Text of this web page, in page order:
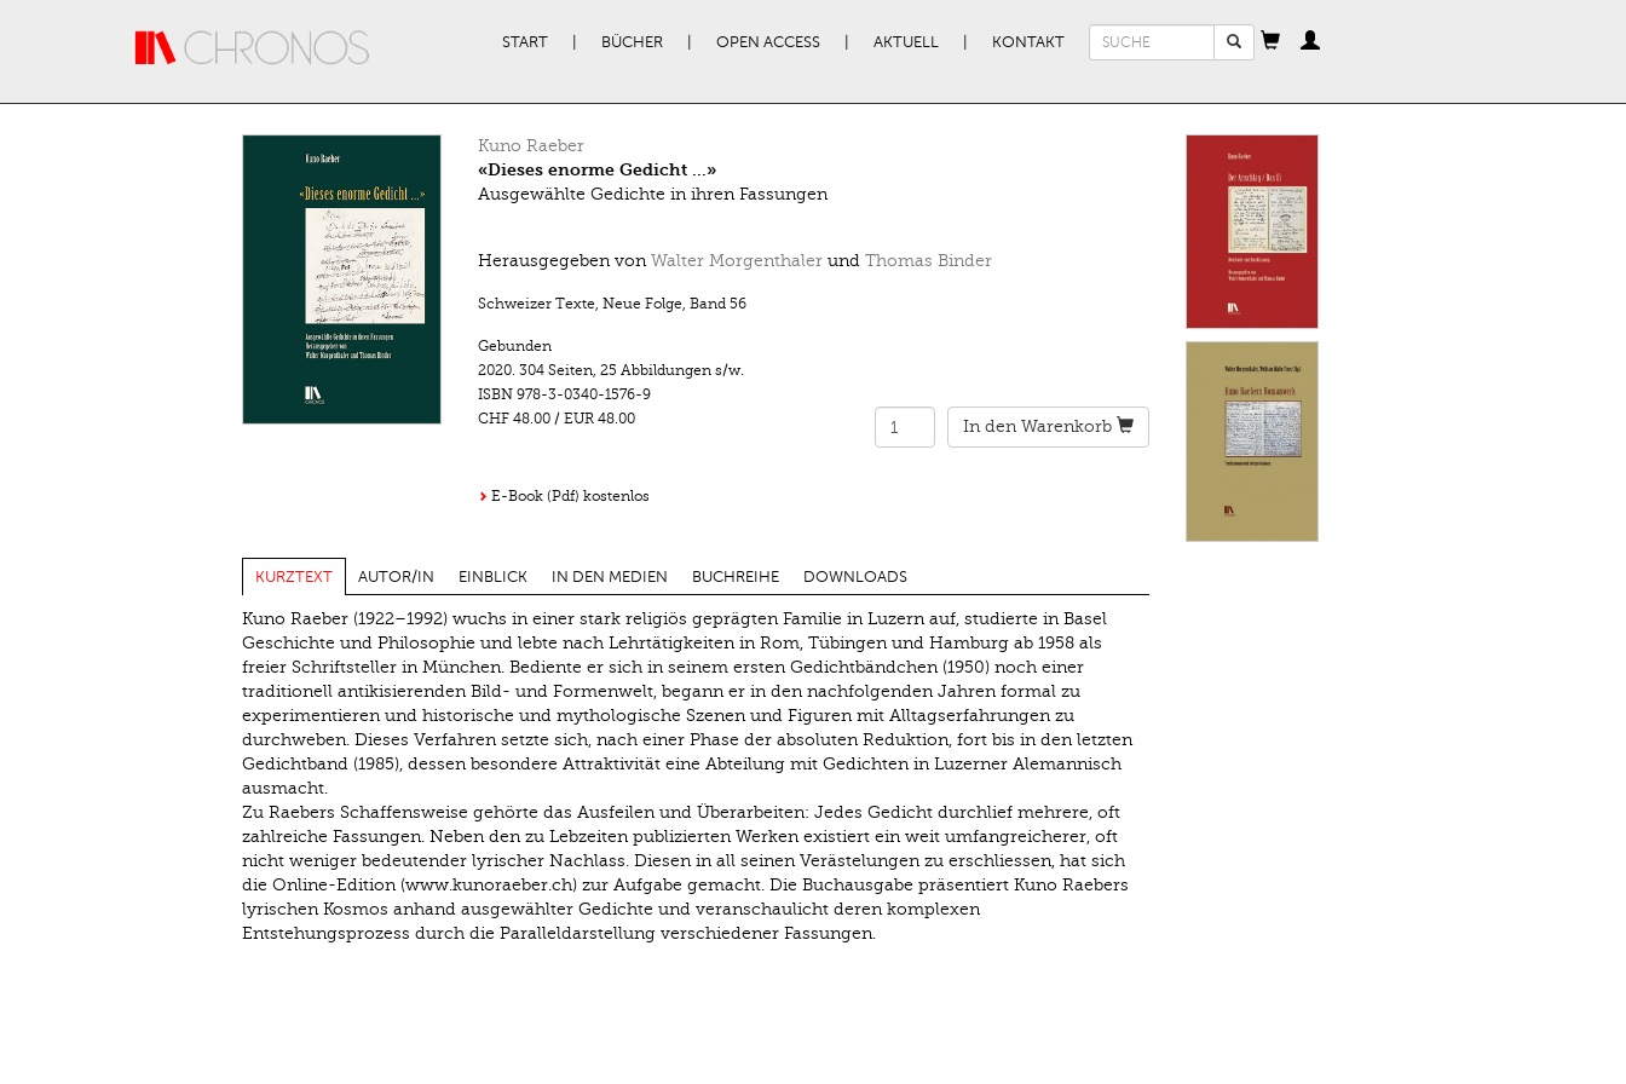
START BÜCHER OPEN ACCESS AKTUELL KONTAKT
Suchformular
Kuno Raeber
«Dieses enorme Gedicht …»
Ausgewählte Gedichte in ihren Fassungen
Herausgegeben von Walter Morgenthalerund Thomas Binder
Schweizer Texte, Neue Folge, Band 56
Gebunden
2020. 304 Seiten, 25 Abbildungen s/w.
ISBN 978-3-0340-1576-9
CHF 48.00/ EUR 48.00 In den Warenkorb
E-Book (Pdf) kostenlos
KURZTEXT AUTOR/IN EINBLICK IN DEN MEDIEN BUCHREIHE DOWNLOADS
Kuno Raeber (1922–1992) wuchs in einer stark religiös geprägten Familie in Luzern auf, studierte in Basel
Geschichte und Philosophie und lebte nach Lehrtätigkeiten in Rom, Tübingen und Hamburg ab 1958 als
freier Schriftsteller in München. Bediente er sich in seinem ersten Gedichtbändchen (1950) noch einer
traditionell antikisierenden Bild- und Formenwelt, begann er in den nachfolgenden Jahren formal zu
experimentieren und historische und mythologische Szenen und Figuren mit Alltagserfahrungen zu
durchweben. Dieses Verfahren setzte sich, nach einer Phase der absoluten Reduktion, fort bis in den letzten
Gedichtband (1985), dessen besondere Attraktivität eine Abteilung mit Gedichten in Luzerner Alemannisch
ausmacht.
Zu Raebers Schaffensweise gehörte das Ausfeilen und Überarbeiten: Jedes Gedicht durchlief mehrere, oft
zahlreiche Fassungen. Neben den zu Lebzeiten publizierten Werken existiert ein weit umfangreicherer, oft
nicht weniger bedeutender lyrischer Nachlass. Diesen in all seinen Verästelungen zu erschliessen, hat sich
die Online-­Edition (www.kunoraeber.ch) zur Aufgabe gemacht. Die Buchausgabe präsentiert Kuno Raebers
lyrischen Kosmos anhand ausgewählter Gedichte und veranschaulicht deren komplexen
Entstehungsprozess durch die Paralleldarstellung verschiedener Fassungen.